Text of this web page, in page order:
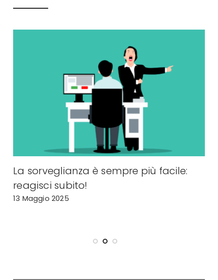
La sorveglianza è sempre più facile:
reagisci subito!
13 Maggio 2025